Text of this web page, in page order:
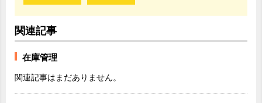
関連記事
在庫管理
関連記事はまだありません。